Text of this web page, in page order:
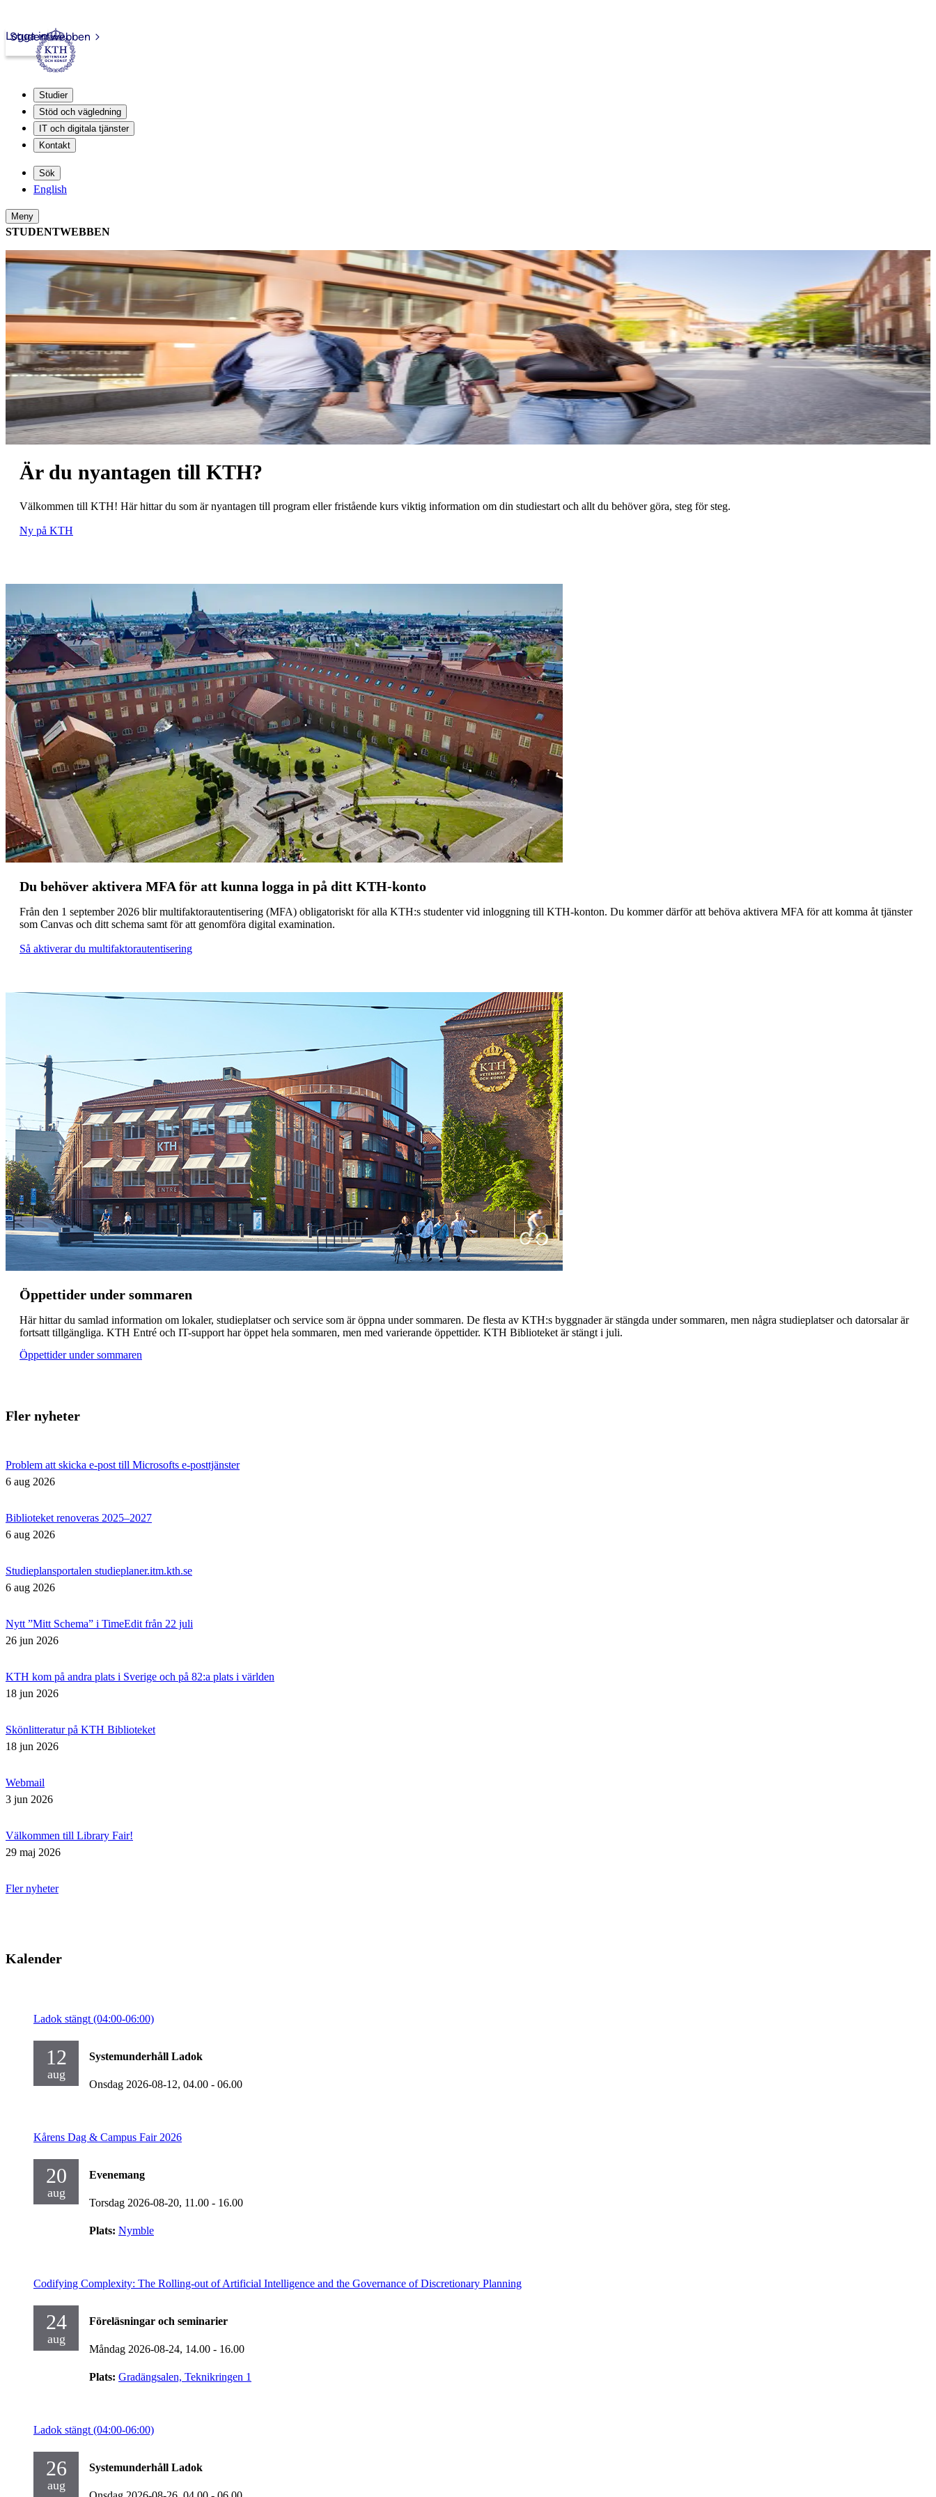
Studentwebben
Logga in
Studier
Stöd och vägledning
IT och digitala tjänster
Kontakt
Sök
English
Meny
STUDENTWEBBEN
Är du nyantagen till KTH?
Välkommen till KTH! Här hittar du som är nyantagen till program eller fristående kurs viktig information om din studiestart och allt du behöver göra, steg för steg.
Ny på KTH
Du behöver aktivera MFA för att kunna logga in på ditt KTH-konto
Från den 1 september 2026 blir multifaktorautentisering (MFA) obligatoriskt för alla KTH:s studenter vid inloggning till KTH-konton. Du kommer därför att behöva aktivera MFA för att komma åt tjänster
som Canvas och ditt schema samt för att genomföra digital examination.
Så aktiverar du multifaktorautentisering
Öppettider under sommaren
Här hittar du samlad information om lokaler, studieplatser och service som är öppna under sommaren. De flesta av KTH:s byggnader är stängda under sommaren, men några studieplatser och datorsalar är
fortsatt tillgängliga. KTH Entré och IT-support har öppet hela sommaren, men med varierande öppettider. KTH Biblioteket är stängt i juli.
Öppettider under sommaren
Fler nyheter
Problem att skicka e-post till Microsofts e-posttjänster
6 aug 2026
Biblioteket renoveras 2025–2027
6 aug 2026
Studieplansportalen studieplaner.itm.kth.se
6 aug 2026
Nytt ”Mitt Schema” i TimeEdit från 22 juli
26 jun 2026
KTH kom på andra plats i Sverige och på 82:a plats i världen
18 jun 2026
Skönlitteratur på KTH Biblioteket
18 jun 2026
Webmail
3 jun 2026
Välkommen till Library Fair!
29 maj 2026
Fler nyheter
Kalender
Ladok stängt (04:00-06:00)
12
aug
Systemunderhåll Ladok
Onsdag 2026-08-12, 04.00 - 06.00
Kårens Dag & Campus Fair 2026
20
aug
Evenemang
Torsdag 2026-08-20, 11.00 - 16.00
Plats: Nymble
Codifying Complexity: The Rolling-out of Artificial Intelligence and the Governance of Discretionary Planning
24
aug
Föreläsningar och seminarier
Måndag 2026-08-24, 14.00 - 16.00
Plats: Gradängsalen, Teknikringen 1
Ladok stängt (04:00-06:00)
26
aug
Systemunderhåll Ladok